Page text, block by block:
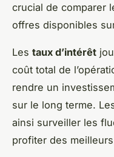
crucial de comparer
offres disponibles
Les taux d’intérêt
coût total de
rendre un
sur le long terme.
ainsi surveiller les
profiter des